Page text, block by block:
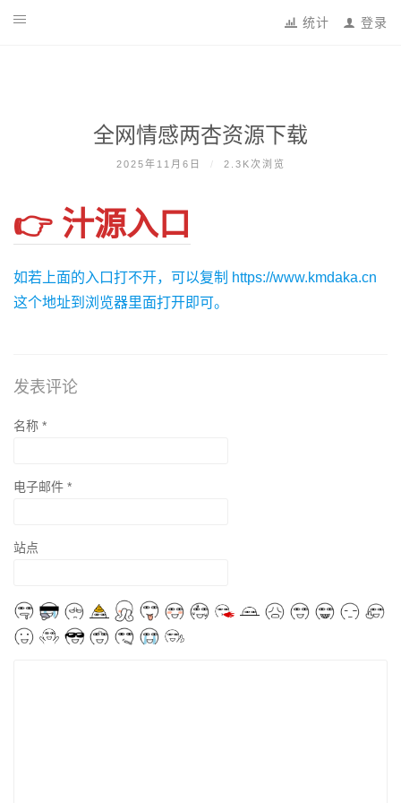
跳
统计 登录
全网情感两杏资源下载
2025年11月6日 / 2.3K次浏览
👉 汁源入口
如若上面的入口打不开，可以复制 https://www.kmdaka.cn
这个地址到浏览器里面打开即可。
发表评论
名称 *
电子邮件 *
站点